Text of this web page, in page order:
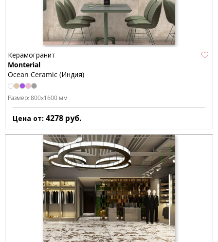
Керамогранит
Monterial
Ocean Ceramic (Индия)
Размер: 800x1600 мм
Цена от: 4278 руб.